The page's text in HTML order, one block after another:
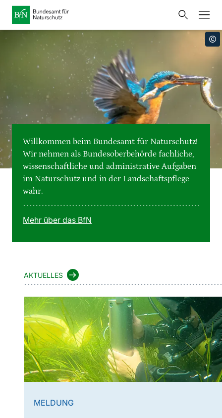
Öffnet
externe
Link
zur
Startseite
Direkt zur Hauptnavigation
Direkt zur Hauptinhalte
Direkt zur Fusszeile
Bundesamt für Naturschutz
Metanavigation
Startseite
Publikationen
Veranstaltungen
Karten und Daten
Leichte Sprache
Gebärdensprache
Willkommen beim Bundesamt für Naturschutz!
Wir nehmen als Bundesoberbehörde fachliche,
wissenschaftliche und administrative Aufgaben
im Naturschutz und in der Landschaftspflege
wahr.
Mehr über das BfN
AKTUELLES
MELDUNG